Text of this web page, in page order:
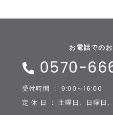
お電話での
0570-
受付時間 ： 9:00～16:00
定 休 日 ： 土曜日、日曜日